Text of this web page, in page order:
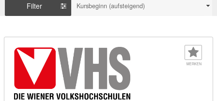
Filter
Kursbeginn (aufsteigend)
MERKEN